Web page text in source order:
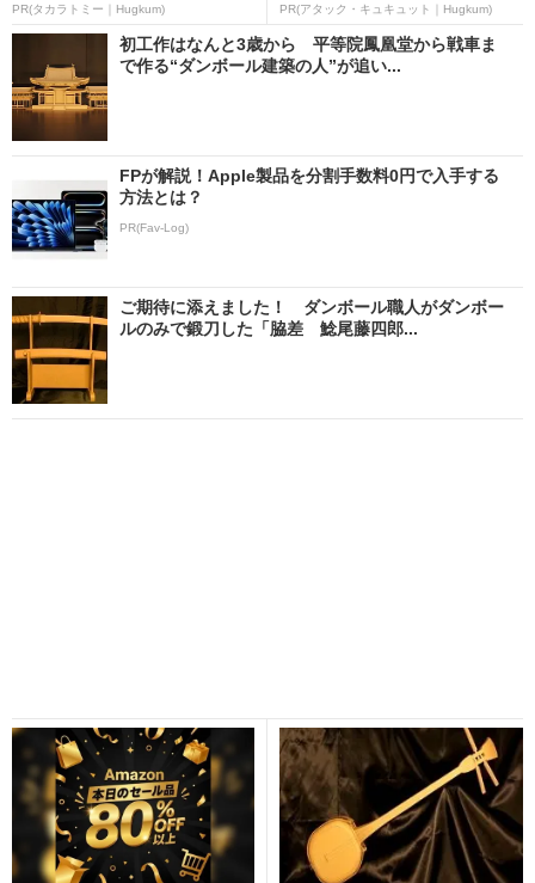
PR(タカラトミー｜Hugkum) PR(アタック・キュキュット｜Hugkum)
初工作はなんと3歳から 平等院鳳凰堂から戦車ま
で作る“ダンボール建築の人”が追い...
FPが解説！Apple製品を分割手数料0円で入手する
方法とは？
PR(Fav-Log)
ご期待に添えました！ ダンボール職人がダンボー
ルのみで鍛刀した「脇差 鯰尾藤四郎...